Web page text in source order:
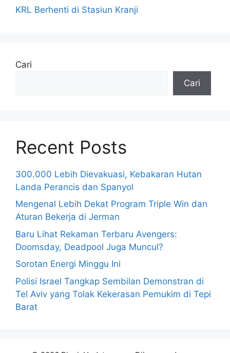
KRL Berhenti di Stasiun Kranji
Cari
Cari
Recent Posts
300.000 Lebih Dievakuasi, Kebakaran Hutan
Landa Perancis dan Spanyol
Mengenal Lebih Dekat Program Triple Win dan
Aturan Bekerja di Jerman
Baru Lihat Rekaman Terbaru Avengers:
Doomsday, Deadpool Juga Muncul?
Sorotan Energi Minggu Ini
Polisi Israel Tangkap Sembilan Demonstran di
Tel Aviv yang Tolak Kekerasan Pemukim di Tepi
Barat